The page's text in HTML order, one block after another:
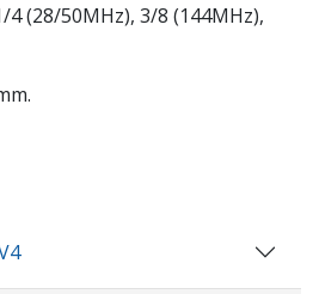
(28/50MHz), 3/8 (144MHz),